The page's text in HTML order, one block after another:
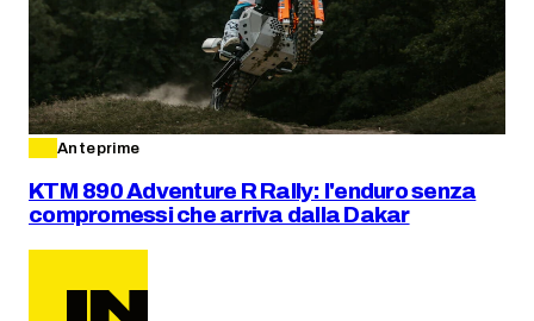
Anteprime
KTM 890 Adventure R Rally: l'enduro senza
compromessi che arriva dalla Dakar